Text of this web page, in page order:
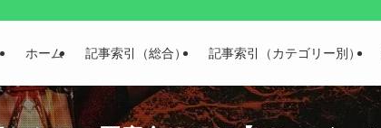
ホーム 記事索引（総合） 記事索引（カテゴリー別）